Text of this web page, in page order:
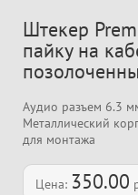
Штекер
пайку на
Аудио разъем 6.3
Металлический
для монтажа
Цена: 350.00